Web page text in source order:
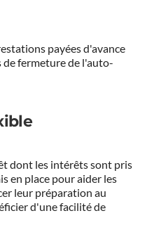
payées d'avance
de fermeture de l'auto-
dont les intérêts sont pris
en place pour aider les
leur préparation au
d'une facilité de